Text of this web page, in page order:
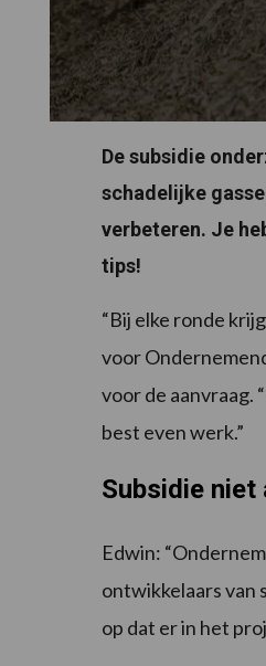
De subsidie
schadelijke
verbeteren. Je
tips!
“Bij elke ronde
voor
voor de aanvraag.
best even werk.”
Subsidie niet
Edwin:
ontwikkelaars van
op dat er in het